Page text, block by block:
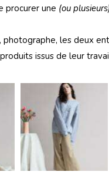
procurer une (ou
photographe, les deux
issus de leur